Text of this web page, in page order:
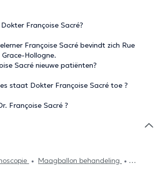
Françoise Sacré?
Françoise Sacré bevindt zich Rue
Hollogne.
Sacré nieuwe patiënten?
staat Dokter Françoise Sacré toe ?
Françoise Sacré ?
Maagballon behandeling